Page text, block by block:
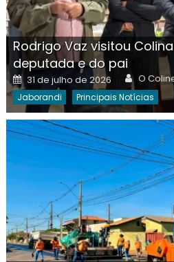
Rodrigo Vaz visitou
deputada e do pai
Posted
on
31 de julho de 2026 Author
O
Jaborandi Principais Notícias